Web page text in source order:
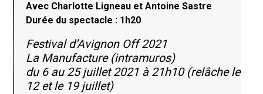
Avec Charlotte Ligneau et Antoine Sastre
Durée du spectacle : 1h20
Festival d’Avignon Off 2021
La Manufacture (intramuros)
du 6 au 25 juillet 2021 à 21h10 (relâche le
12 et le 19 juillet)